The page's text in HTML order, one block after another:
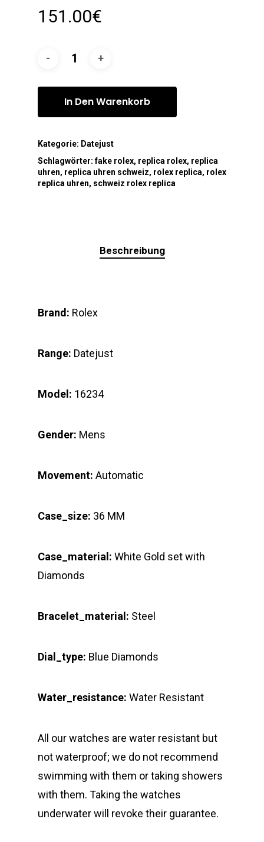
151.00€
In Den Warenkorb
Kategorie: Datejust
Schlagwörter:fake rolex, replica rolex, replica
uhren, replica uhren schweiz, rolex replica, rolex
replica uhren, schweiz rolex replica
Beschreibung
Brand: Rolex
Range: Datejust
Model: 16234
Gender: Mens
Movement: Automatic
Case_size: 36 MM
Case_material: White Gold set with
Diamonds
Bracelet_material: Steel
Dial_type: Blue Diamonds
Water_resistance: Water Resistant
All our watches are water resistant but
not waterproof; we do not recommend
swimming with them or taking showers
with them. Taking the watches
underwater will revoke their guarantee.